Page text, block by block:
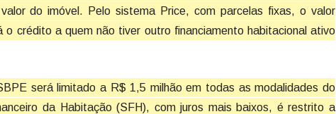
do imóvel. Pelo sistema Price, com parcelas fixas, o valor
crédito a quem não tiver outro financiamento habitacional ativo
será limitado a R$ 1,5 milhão em todas as modalidades do
da Habitação (SFH), com juros mais baixos, é restrito a